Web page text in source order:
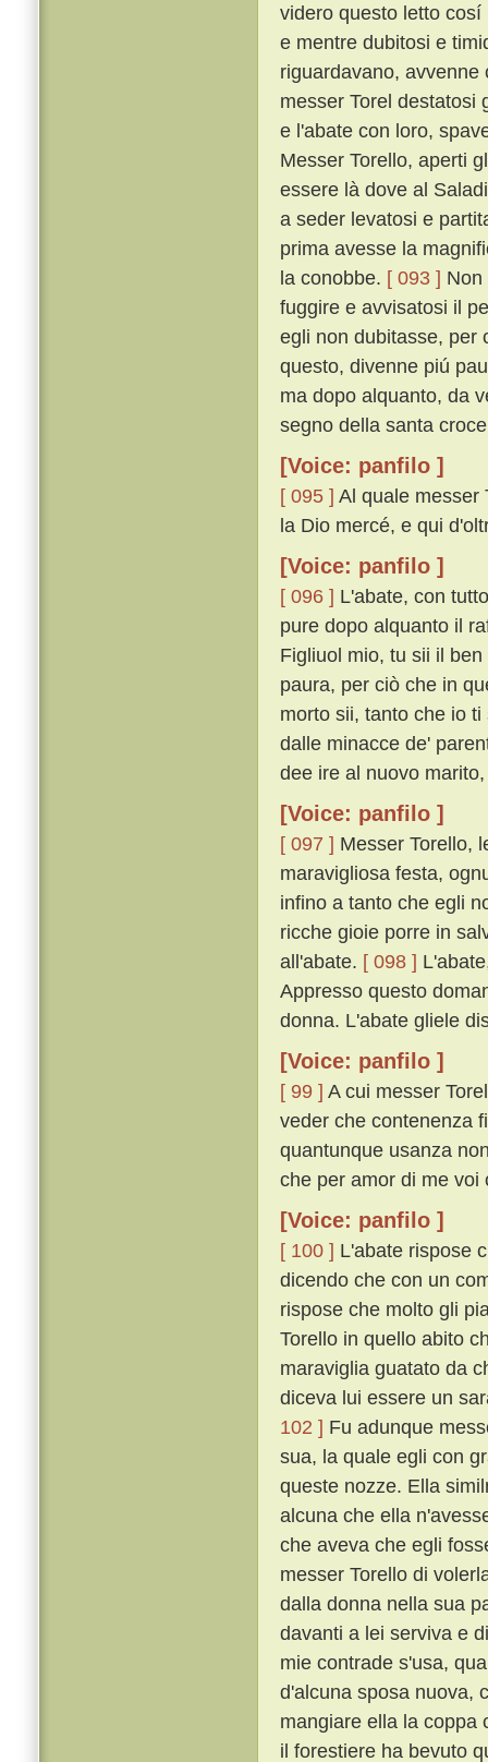
videro questo letto
e mentre dubitosi e
riguardavano,
messer Torel
e l'abate con loro,
Messer Torello, aperti
essere là dove al
a seder levatosi e
prima avesse la
la conobbe. [ 093 ] Non
fuggire e avvisatosi il
egli non dubitasse, per
questo, divenne piú
ma dopo alquanto, da
segno della santa
[Voice: panfilo ]
[ 095 ] Al quale messer
la Dio mercé, e qui
[Voice: panfilo ]
[ 096 ] L'abate, con
pure dopo alquanto il
Figliuol mio, tu sii il
paura, per ciò che in
morto sii, tanto che io
dalle minacce de'
dee ire al nuovo
[Voice: panfilo ]
[ 097 ] Messer Torello,
maravigliosa festa,
infino a tanto che egli
ricche gioie porre in
all'abate. [ 098 ]
Appresso questo
donna. L'abate gliele
[Voice: panfilo ]
[ 99 ] A cui messer
veder che contenenza
quantunque usanza
che per amor di me voi
[Voice: panfilo ]
[ 100 ] L'abate rispose
dicendo che con un
rispose che molto gli
Torello in quello abito
maraviglia guatato da
diceva lui essere un
102 ] Fu adunque
sua, la quale egli con
queste nozze. Ella
alcuna che ella
che aveva che egli
messer Torello di
dalla donna nella sua
davanti a lei serviva e
mie contrade s'usa,
d'alcuna sposa nuova,
mangiare ella la coppa
il forestiere ha bevuto